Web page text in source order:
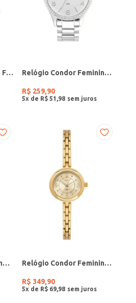
Kit Relógio + Acessório Feminino DOURADO Relógio Condor Feminino PRATA
R$ 259,90
5x de R$ 51 98
Relógio Condor Feminino DOURADO Relógio Condor Feminino DOURADO
R$ 349,90
5x de R$ 69 98